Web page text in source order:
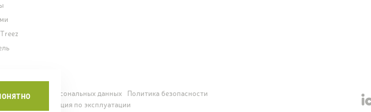
о защите персональных данных
Политика безопасности
Инструкция по эксплуатации